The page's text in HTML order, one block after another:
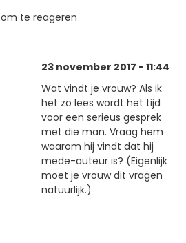
om te reageren
23 november 2017 - 11:44
Wat vindt je vrouw? Als ik
het zo lees wordt het tijd
voor een serieus gesprek
met die man. Vraag hem
waarom hij vindt dat hij
mede-auteur is? (Eigenlijk
moet je vrouw dit vragen
natuurlijk.)